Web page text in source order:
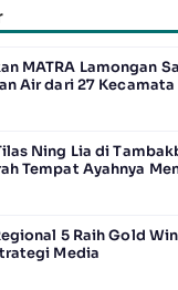
MATRA Lamongan
Air dari 27 Kecamata
Ning Lia di
Tempat Ayahnya
5 Raih Gold
Media